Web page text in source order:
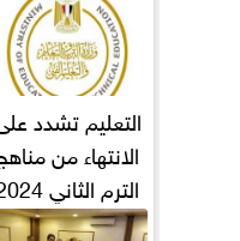
التعليم تشدد
الانتهاء من
الترم الثاني
قبل الامتحانات